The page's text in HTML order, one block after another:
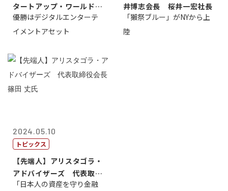
タートアップ・ワールドカ
ップ2024...
優勝はデジタルエンターテ
イメントアセット
井博志会長 桜井一宏社長
「獺祭ブルー」がNYから上
陸
2024.05.10
トピックス
【先端人】アリスタゴラ・
アドバイザーズ 代表取締
役会長 篠田...
「日本人の資産を守り金融